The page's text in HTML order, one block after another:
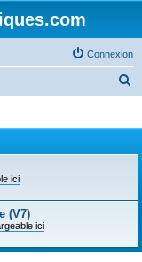
Connexion
e
ici
(V7)
ici